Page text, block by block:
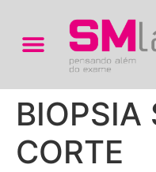
BIOPSIA
CORTE